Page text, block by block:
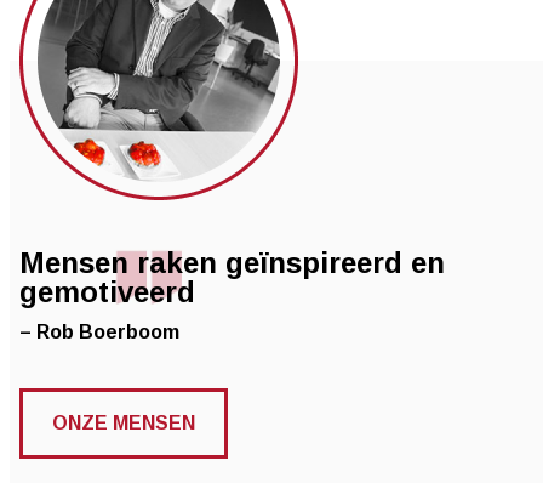
Mensen raken geïnspireerd en
gemotiveerd
– Rob Boerboom
ONZE MENSEN